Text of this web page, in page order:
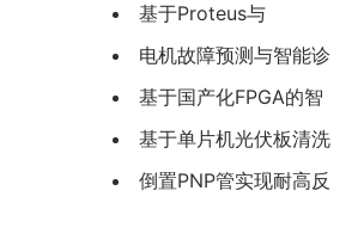
电路IP核数据共享平台设计
与实现
基于Proteus与
LabVIEW的智能输液装置
的研究与设计
电机故障预测与智能诊
断系统研究及应用
基于国产化FPGA的智
能变电站合并单元同步采
样系统研究
基于单片机光伏板清洗
装置的硬件设计
倒置PNP管实现耐高反